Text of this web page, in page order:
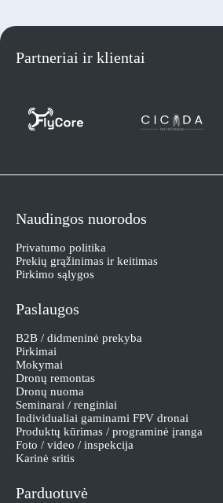
Partneriai ir klientai
Naudingos nuorodos
Privatumo politika
Prekių grąžinimas ir keitimas
Pirkimo sąlygos
Paslaugos
B2B / didmeninė prekyba
Pirkimai
Mokymai
Dronų remontas
Dronų nuoma
Seminarai / renginiai
Individualiai gaminami FPV dronai
Produktų kūrimas / programinė įranga
Foto / video / inspekcija
Karinė sritis
Parduotuvė